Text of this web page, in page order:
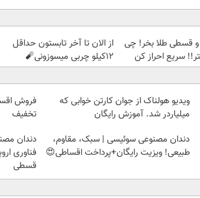
و قسطی طلا بخر! چی
سریع احراز کن
از الان تا آخر تابستون حداقل
12کیلو چربی میسوزونی🧨
ویدیو هولناک از جوان کارتن خوابی که
میلیاردر شد. آموزش رایگان
تخفیف
دندان مصنوعی سوئیسی | سبک، مقاوم،
طبیعی! ویزیت رایگان+پرداخت اقساطی😍
دندان
فناوری
قسطی